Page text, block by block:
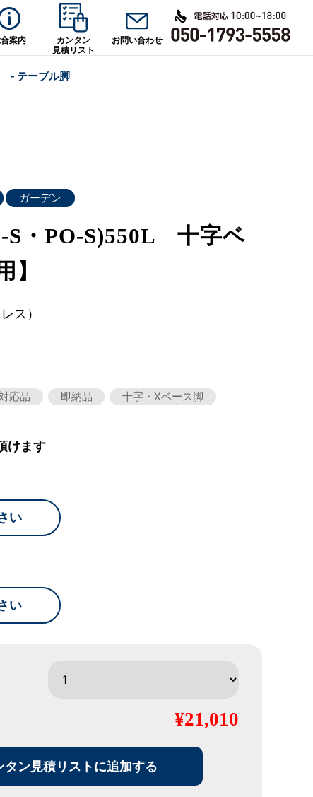
案内
カンタン
見積リスト
お問い合わせ
- テーブル脚
ガーデン
S・PO-S)550L 十字ベ
】
ス）
応品 即納品 十字・Xベース脚
けます
い
い
¥21,010
タン見積リストに追加する